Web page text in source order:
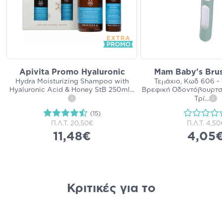
Apivita Promo Hyaluronic
Hydra Moisturizing Shampoo with
Hyaluronic Acid & Honey StB 250ml ...
i
(15)
Π.Λ.Τ. 20,50€
11,48€
Mam Baby's
Τεμάχιο, Κωδ 606 -
Βρεφική
Τρί... i
Π.Λ.Τ.
Κριτικές για το